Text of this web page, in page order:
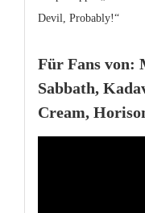
Devil, Probably!“
Für Fans von:
Sabbath,
Cream,